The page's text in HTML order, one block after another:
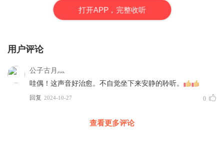
浓厚的兴趣，常常与牧师讨论信仰和生活，甚至在四岁到十岁期间
就思考上帝、救恩和人的心性等问题。
之间的微妙关系，并在成年后探索心与肺协调运作的关系，特别是
呼吸在进行。这种独特的体验为他日后进入灵魂世界和探索灵界奥
秘打下了基础。
史威登堡的一生充满了对宗教、哲学和科学的探索，他的思想和著
作对后世产生了深远的影响。他的神秘体验和对灵界的描述，使他
打开APP，完整收听
用户评论
公子古月灬
哇偶！这声音好治愈。不自觉坐下来安静的聆听。
回复 2024-10-27 0
查看更多评论